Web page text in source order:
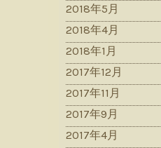
2018年5月
2018年4月
2018年1月
2017年12月
2017年11月
2017年9月
2017年4月